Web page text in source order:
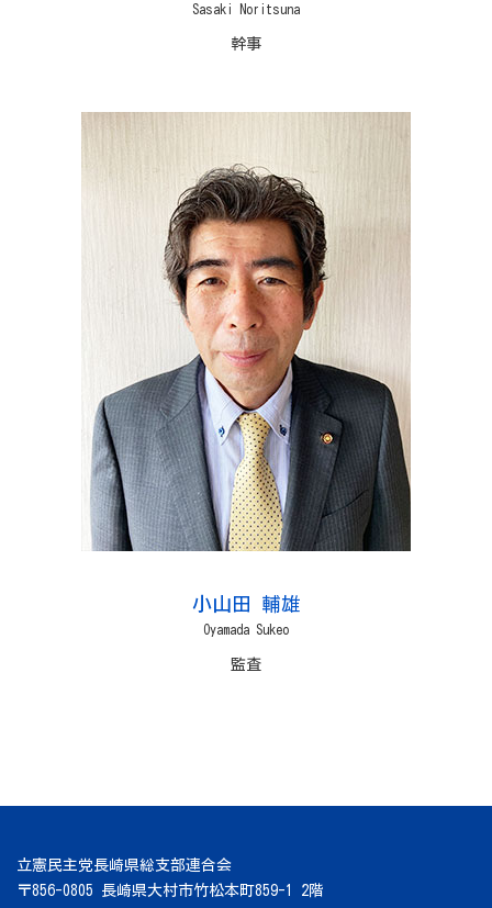
Sasaki Noritsuna
幹事
小山田 輔雄
Oyamada Sukeo
監査
立憲民主党長崎県総支部連合会
〒856-0805 長崎県大村市竹松本町859-1 2階